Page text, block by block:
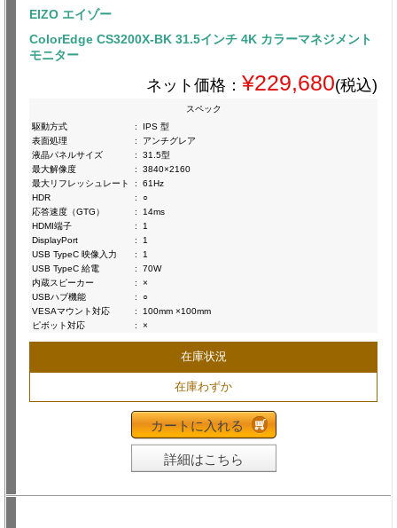
EIZO エイゾー
ColorEdge CS3200X-BK 31.5インチ 4K カラーマネジメント
モニター
ネット価格： ¥229,680(税込)
スペック
駆動方式
:
IPS 型
表面処理
:
アンチグレア
液晶パネルサイズ
:
31.5型
最大解像度
:
3840×2160
最大リフレッシュレート
:
61Hz
HDR
:
○
応答速度（GTG）
:
14ms
HDMI端子
:
1
DisplayPort
:
1
USB TypeC 映像入力
:
1
USB TypeC 給電
:
70W
内蔵スピーカー
:
×
USBハブ機能
:
○
VESAマウント対応
:
100mm ×100mm
ピボット対応
: ×
在庫状況
在庫わずか
カートに入れる
詳細はこちら